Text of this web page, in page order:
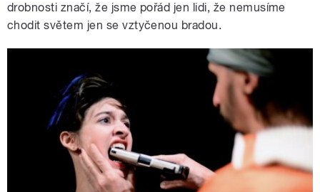
drobnosti značí, že jsme pořád jen lidi, že nemusíme
chodit světem jen se vztyčenou bradou.